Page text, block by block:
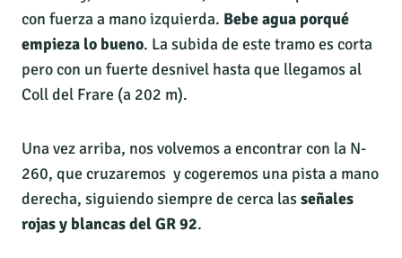
con fuerza a mano izquierda. Bebe agua porqué
empieza lo bueno. La subida de este tramo es corta
pero con un fuerte desnivel hasta que llegamos al
Coll del Frare (a 202 m).
Una vez arriba, nos volvemos a encontrar con la N-
260, que cruzaremos y cogeremos una pista a mano
derecha, siguiendo siempre de cerca lasseñales
rojas y blancas del GR 92.